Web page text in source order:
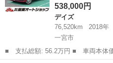
538,000円
デイズ
76,520km
2018年
一宮市
■ 支払総額: 56.2万円 ■ 車両本体価格： 538,000 円 ■ メーカー
名： 日産 ■ 車種名： デイズル